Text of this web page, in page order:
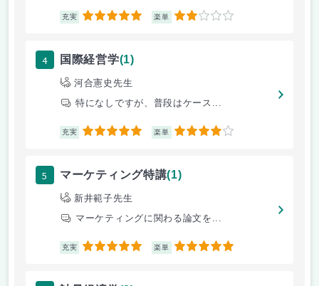
充実 5 楽単 2
4 国際経営学(1)
河合憲史先生
特になしですが、普段はケース...
充実 5 楽単 4
5 マーケティング特講(1)
新井範子先生
マーケティングに関わる論文を...
充実 5 楽単 5